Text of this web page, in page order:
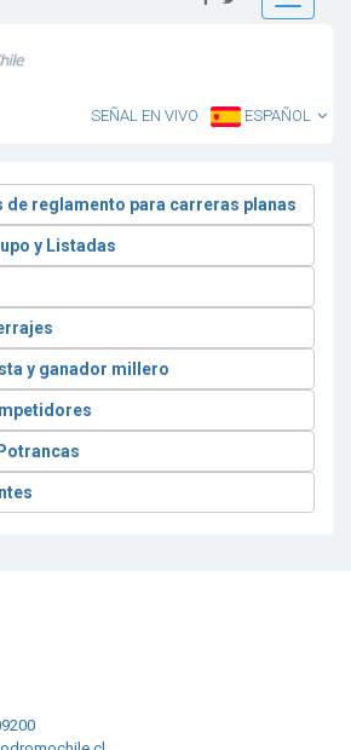
SEÑAL EN VIVO ESPAÑOL
de reglamento para carreras planas
y Listadas
y ganador millero